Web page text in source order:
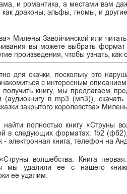
и романтика, а местами вам
как драконы, эльфы, гномы, и
Милены Завойчинской или
вы можете выбрать
произведения, чтобы узнать, как
для скачки, поскольку это
с интересным
книгу, мы предлагаем
в mp3 (мп3)),
закрытого королевства»
полностью книгу «Струны
в следующих форматах: fb2
- электронная книга, телефон на
волшебства. Книга
мы удалили ее с нашего
ее удалим.